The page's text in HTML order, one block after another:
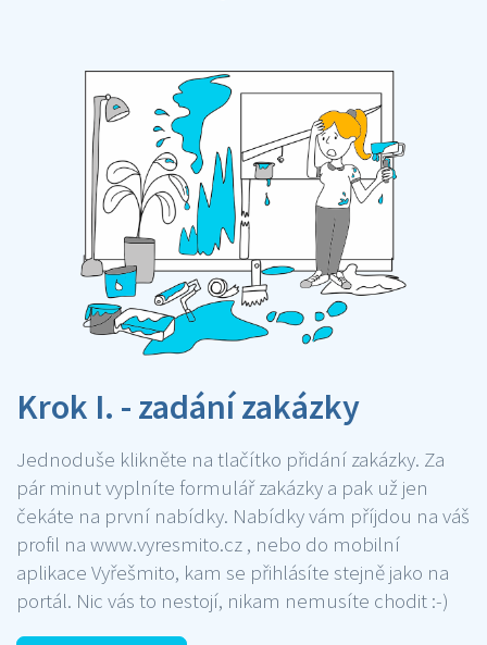
Krok I. - zadání zakázky
Jednoduše klikněte na tlačítko přidání zakázky. Za
pár minut vyplníte formulář zakázky a pak už jen
čekáte na první nabídky. Nabídky vám příjdou na váš
profil na www.vyresmito.cz , nebo do mobilní
aplikace Vyřešmito, kam se přihlásíte stejně jako na
portál. Nic vás to nestojí, nikam nemusíte chodit :-)